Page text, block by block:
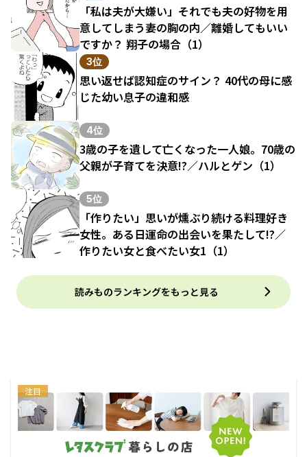
「私は夫が大嫌い」それでも夫の好物を用
意してしまう妻の胸の内／離婚してもいい
ですか？ 翔子の場合（1）
3位
思い返せば認知症のサイン？ 40代の母に感
じた幼い息子の違和感
4位
3歳の子を遺して亡くなった一人娘。70歳の
父親が子育てを決意!?／ハルとゲン（1）
5位
「作りたい」思いが燻ぶり続ける料理好き
女性。ある日運命の出会いを果たして!?／
作りたい女と食べたい女1（1）
読みものランキングをもっと見る
注目